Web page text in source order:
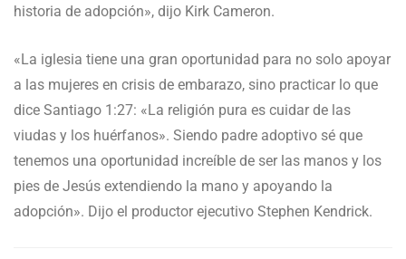
historia de adopción», dijo Kirk Cameron.
«La iglesia tiene una gran oportunidad para no solo apoyar
a las mujeres en crisis de embarazo, sino practicar lo que
dice Santiago 1:27: «La religión pura es cuidar de las
viudas y los huérfanos». Siendo padre adoptivo sé que
tenemos una oportunidad increíble de ser las manos y los
pies de Jesús extendiendo la mano y apoyando la
adopción». Dijo el productor ejecutivo Stephen Kendrick.